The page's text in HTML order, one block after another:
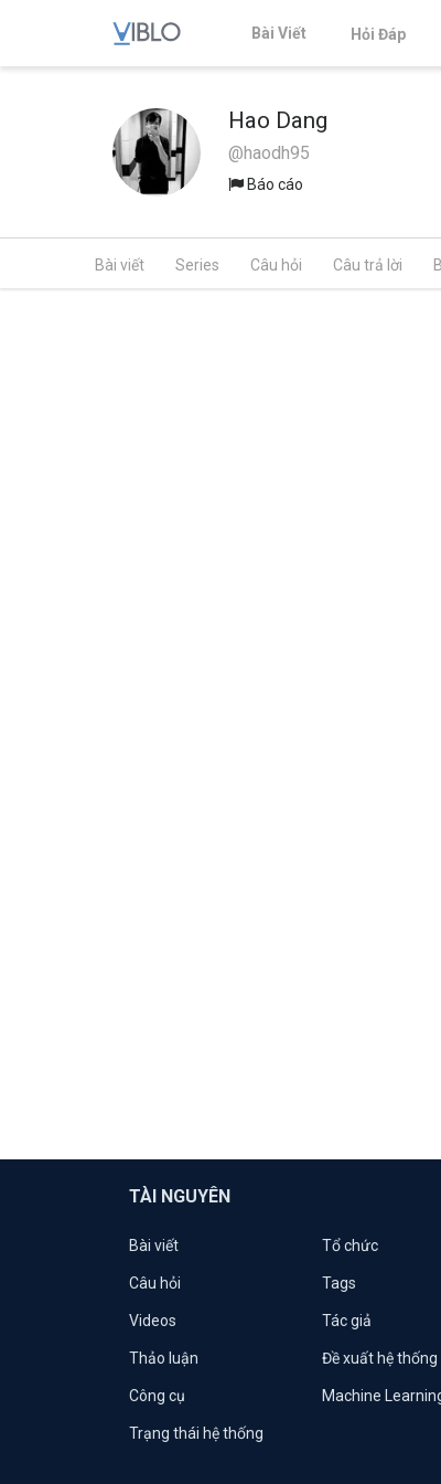
Bài Viết Hỏi Đáp
Hao Dang
@haodh95
Báo cáo
Bài viết Series Câu hỏi Câu trả lời
TÀI NGUYÊN
Bài viết Tổ chức
Câu hỏi Tags
Videos Tác giả
Thảo luận Đề xuất hệ thống
Công cụ Machine
Trạng thái hệ thống